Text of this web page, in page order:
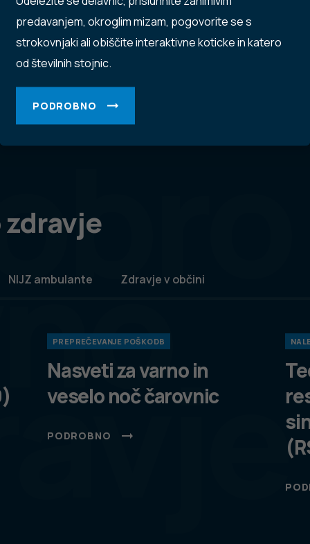
predavanjem, okroglim mizam, pogovorite se s
strokovnjaki ali obiščite interaktivne koticke in katero
od številnih stojnic.
PODROBNO
NIJZ ambulante Zdravje v občini
PREPREČEVANJE POŠKODB
Nasveti za varno in
veselo noč čarovnic
PODROBNO